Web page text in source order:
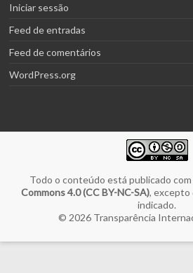
Iniciar sessão
Feed de entradas
Feed de comentários
WordPress.org
Todo o conteúdo está publicado
Commons 4.0 (CC BY-NC-SA), excepto
indicado.
© 2026 Transparência